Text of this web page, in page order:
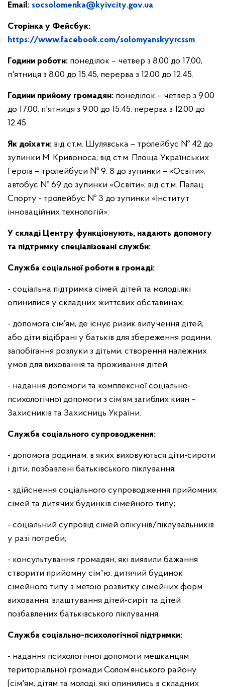
Email: socsolomenka@kyivcity.gov.ua
Сторінка у Фейсбук:
https://www.facebook.com/solomyanskyyrcssm
Години роботи: понеділок – четвер з 8.00 до 17.00,
п'ятниця з 8.00 до 15.45, перерва з 12.00 до 12.45.
Години прийому громадян: понеділок – четвер з 9.00
до 17.00, п'ятниця з 9.00 до 15.45, перерва з 12.00 до
12.45.
Як доїхати: від ст.м. Шулявська – тролейбус № 42 до
зупинки М. Кривоноса; від ст.м. Площа Українських
Героїв – тролейбуси № 9, 8 до зупинки – «Освіти»;
автобус № 69 до зупинки «Освіти»; від ст.м. Палац
Спорту - тролейбус № 3 до зупинки «Інститут
інноваційних технологій».
У складі Центру функціонують, надають допомогу
та підтримку спеціалізовані служби:
Служба соціальної роботи в громаді:
- соціальна підтримка сімей, дітей та молоді,які
опинилися у складних життєвих обставинах;
- допомога сім’ям, де існує ризик вилучення дітей,
або діти відібрані у батьків для збереження родини,
запобігання розлуки з дітьми, створення належних
умов для виховання та проживання дітей;
- надання допомоги та комплексної соціально-
психологічної допомоги з сім’ям загиблих киян –
Захисників та Захисниць України.
Cлужба соціального супроводження:
- допомога родинам, в яких виховуються діти-сироти
і діти, позбавлені батьківського піклування;
- здійснення соціального супроводження прийомних
сімей та дитячих будинків сімейного типу;
- соціальний супровід сімей опікунів/піклувальників
у разі потреби;
- консультування громадян, які виявили бажання
створити прийомну сімʼю, дитячий будинок
сімейного типу з метою розвитку сімейних форм
виховання, влаштування дітей-сиріт та дітей
позбавлених батьківського піклування.
Служба соціально-психологічної підтримки:
- надання психологічної допомоги мешканцям
територіальної громади Солом’янського району
(сім'ям, дітям та молоді, які опинились в складних